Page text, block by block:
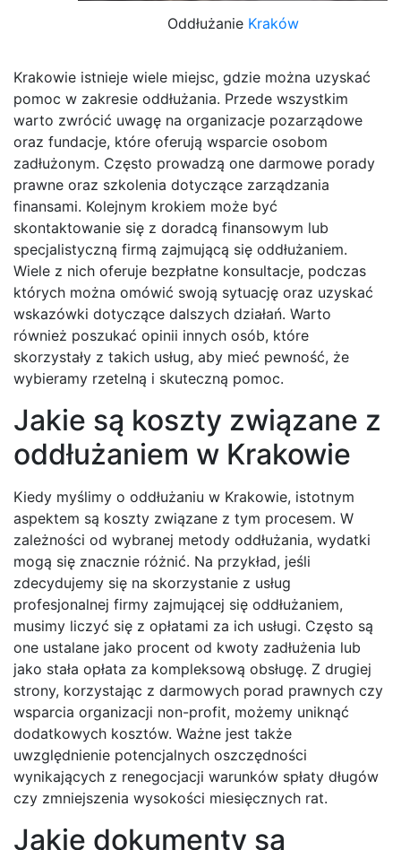
Oddłużanie Kraków
Krakowie istnieje wiele miejsc, gdzie można uzyskać
pomoc w zakresie oddłużania. Przede wszystkim
warto zwrócić uwagę na organizacje pozarządowe
oraz fundacje, które oferują wsparcie osobom
zadłużonym. Często prowadzą one darmowe porady
prawne oraz szkolenia dotyczące zarządzania
finansami. Kolejnym krokiem może być
skontaktowanie się z doradcą finansowym lub
specjalistyczną firmą zajmującą się oddłużaniem.
Wiele z nich oferuje bezpłatne konsultacje, podczas
których można omówić swoją sytuację oraz uzyskać
wskazówki dotyczące dalszych działań. Warto
również poszukać opinii innych osób, które
skorzystały z takich usług, aby mieć pewność, że
wybieramy rzetelną i skuteczną pomoc.
Jakie są koszty związane z
oddłużaniem w Krakowie
Kiedy myślimy o oddłużaniu w Krakowie, istotnym
aspektem są koszty związane z tym procesem. W
zależności od wybranej metody oddłużania, wydatki
mogą się znacznie różnić. Na przykład, jeśli
zdecydujemy się na skorzystanie z usług
profesjonalnej firmy zajmującej się oddłużaniem,
musimy liczyć się z opłatami za ich usługi. Często są
one ustalane jako procent od kwoty zadłużenia lub
jako stała opłata za kompleksową obsługę. Z drugiej
strony, korzystając z darmowych porad prawnych czy
wsparcia organizacji non-profit, możemy uniknąć
dodatkowych kosztów. Ważne jest także
uwzględnienie potencjalnych oszczędności
wynikających z renegocjacji warunków spłaty długów
czy zmniejszenia wysokości miesięcznych rat.
Jakie dokumenty są